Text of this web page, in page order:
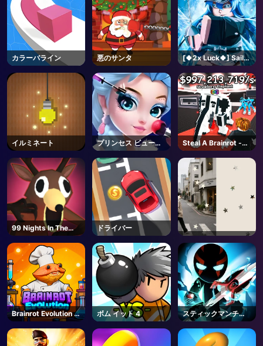
カラーバライン 悪のサンタ
[🍀2x Luck🍀] Sailor
Piece-Roblox
イルミネート
プリンセス ビューテ
ィー パーラー
Steal A Brainrot -
Roblox
99 Nights In The
Forest - Roblox
ドライバー
Brainrot Evolution -
Roblox
ボム イット 4
スティックマンチャ
レンジ